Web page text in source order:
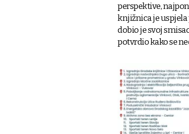
perspektive,
knjižnica je uspjela
dobio je svoj
potvrdio kako se